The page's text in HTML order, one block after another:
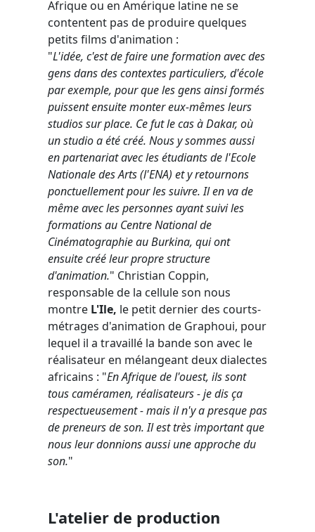
Afrique ou en Amérique latine ne se
contentent pas de produire quelques
petits films d'animation :
"L'idée, c'est de faire une formation avec des
gens dans des contextes particuliers, d'école
par exemple, pour que les gens ainsi formés
puissent ensuite monter eux-mêmes leurs
studios sur place. Ce fut le cas à Dakar, où
un studio a été créé. Nous y sommes aussi
en partenariat avec les étudiants de l'Ecole
Nationale des Arts (l'ENA) et y retournons
ponctuellement pour les suivre. Il en va de
même avec les personnes ayant suivi les
formations au Centre National de
Cinématographie au Burkina, qui ont
ensuite créé leur propre structure
d'animation." Christian Coppin,
responsable de la cellule son nous
montre L'Ile, le petit dernier des courts-
métrages d'animation de Graphoui, pour
lequel il a travaillé la bande son avec le
réalisateur en mélangeant deux dialectes
africains : "En Afrique de l'ouest, ils sont
tous caméramen, réalisateurs - je dis ça
respectueusement - mais il n'y a presque pas
de preneurs de son. Il est très important que
nous leur donnions aussi une approche du
son."
L'atelier de production